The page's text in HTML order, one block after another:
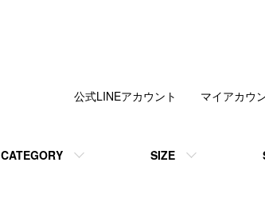
CATEGORY SIZE
公式LINEアカウント マイアカウ